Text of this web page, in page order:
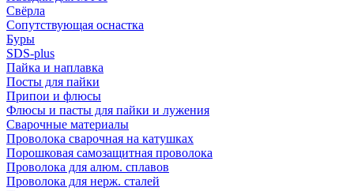
Свёрла
Сопутствующая оснастка
Буры
SDS-plus
Пайка и наплавка
Посты для пайки
Припои и флюсы
Флюсы и пасты для пайки и лужения
Сварочные материалы
Проволока сварочная на катушках
Порошковая самозащитная проволока
Проволока для алюм. сплавов
Проволока для нерж. сталей